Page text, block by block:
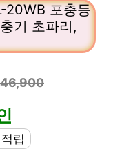
20WB 포충등
기 초파리,
46,900
립